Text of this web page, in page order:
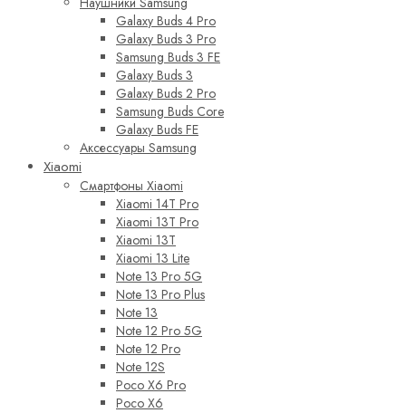
Galaxy Buds 4 Pro
Galaxy Buds 3 Pro
Samsung Buds 3 FE
Galaxy Buds 3
Galaxy Buds 2 Pro
Samsung Buds Core
Galaxy Buds FE
Аксессуары Samsung
Xiaomi
Смартфоны Xiaomi
Xiaomi 14T Pro
Xiaomi 13T Pro
Xiaomi 13T
Xiaomi 13 Lite
Note 13 Pro 5G
Note 13 Pro Plus
Note 13
Note 12 Pro 5G
Note 12 Pro
Note 12S
Poco X6 Pro
Poco X6